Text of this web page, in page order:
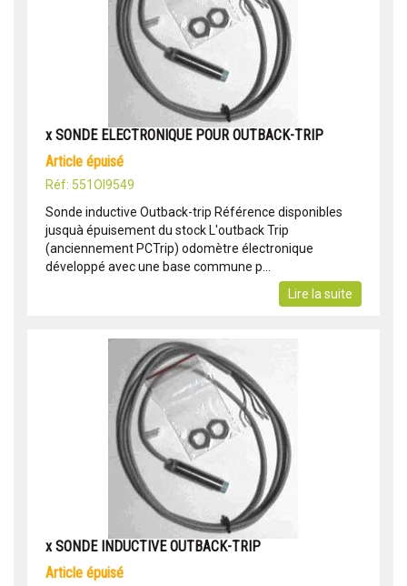
x SONDE ELECTRONIQUE POUR OUTBACK-TRIP
article épuisé
Réf: 551OI9549
Sonde inductive Outback-trip Référence disponibles
jusquà épuisement du stock L'outback Trip
(anciennement PCTrip) odomètre électronique
développé avec une base commune p...
Lire la suite
x SONDE INDUCTIVE OUTBACK-TRIP
article épuisé